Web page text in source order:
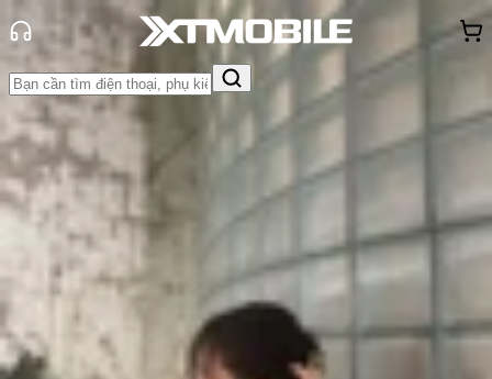
Trang chủ
Tin tức
Đánh Giá - Trên Tay
Tin Mới
Đánh Giá - Trên Tay
Khuyến
Thủ thuật Thông báoKhách
hàng - Sự kiện
Đánh giá Vivo V60 Lite 5G:
Smartphone tầm trung với ‘AI bốn